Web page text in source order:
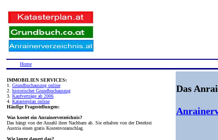
Home
IMMOBILIEN SERVICES:
1. Grundbuchauszug online
2. historischer Grundbuchauszug
3. Kaufverträge ab 2006
4. Katasterplan online
Häufige Fragestellungen:
Was kostet ein Anrainerverzeichnis?
Das hängt von der Anzahl ihrer Nachbarn ab. Sie erhalten von der Detektei
Austria einen gratis Kostenvoranschlag.
Wie lange dauert das?
Das